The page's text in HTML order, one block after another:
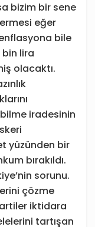
bizim bir sene
eğer
bile
lira
olacaktı.
iradesinin
yüzünden bir
bırakıldı.
sorunu.
çözme
iktidara
tartışan